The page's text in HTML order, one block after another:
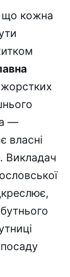
що кожна
—
власні
Викладач